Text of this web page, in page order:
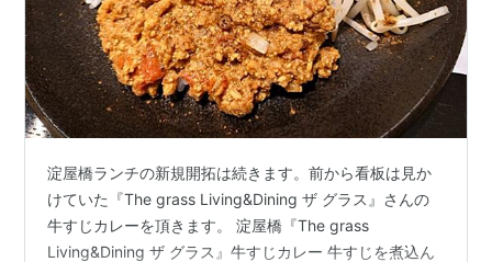
淀屋橋ランチの新規開拓は続きます。前から看板は見か
けていた『The grass Living&Dining ザ グラス』さんの
牛すじカレーを頂きます。 淀屋橋『The grass
Living&Dining ザ グラス』牛すじカレー 牛すじを煮込ん